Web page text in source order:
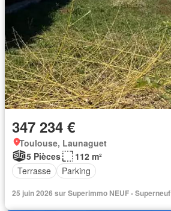
347 234 €
Toulouse, Launaguet
5 Pièces
112 m²
Terrasse
Parking
25 juin 2026 sur Superimmo NEUF - Superneuf